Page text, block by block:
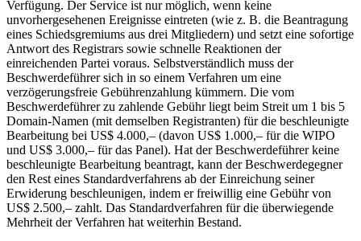
Verfügung. Der Service ist nur möglich, wenn keine
unvorhergesehenen Ereignisse eintreten (wie z. B. die Beantragung
eines Schiedsgremiums aus drei Mitgliedern) und setzt eine sofortige
Antwort des Registrars sowie schnelle Reaktionen der
einreichenden Partei voraus. Selbstverständlich muss der
Beschwerdeführer sich in so einem Verfahren um eine
verzögerungsfreie Gebührenzahlung kümmern. Die vom
Beschwerdeführer zu zahlende Gebühr liegt beim Streit um 1 bis 5
Domain-Namen (mit demselben Registranten) für die beschleunigte
Bearbeitung bei US$ 4.000,– (davon US$ 1.000,– für die WIPO
und US$ 3.000,– für das Panel). Hat der Beschwerdeführer keine
beschleunigte Bearbeitung beantragt, kann der Beschwerdegegner
den Rest eines Standardverfahrens ab der Einreichung seiner
Erwiderung beschleunigen, indem er freiwillig eine Gebühr von
US$ 2.500,– zahlt. Das Standardverfahren für die überwiegende
Mehrheit der Verfahren hat weiterhin Bestand.